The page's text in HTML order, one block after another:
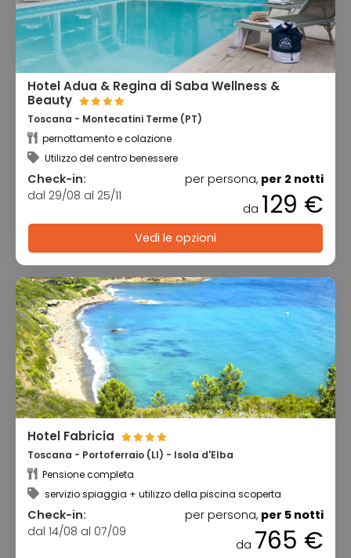
Hotel Adua & Regina di Saba Wellness &
Beauty
Toscana - Montecatini Terme (PT)
pernottamento e colazione
Utilizzo del centro benessere
Check-in:
dal 29/08 al 25/11
per persona, per 2 notti
da 129 €
Vedi le opzioni
Hotel Fabricia
Toscana - Portoferraio (LI) - Isola d'Elba
Pensione completa
servizio spiaggia + utilizzo della piscina scoperta
Check-in:
dal 14/08 al 07/09
per persona, per 5 notti
da 765 €